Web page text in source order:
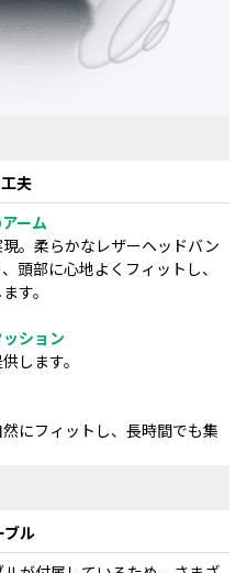
夫
ーム
。柔らかなレザーヘッドバン
頭部に心地よくフィットし、
す。
ション
します。
にフィットし、長時間でも集
ブル